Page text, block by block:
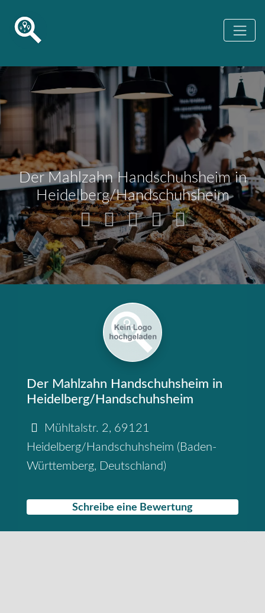
Der Mahlzahn Handschuhsheim in
Heidelberg/Handschuhsheim
Der Mahlzahn Handschuhsheim in
Heidelberg/Handschuhsheim
Mühltalstr. 2, 69121
Heidelberg/Handschuhsheim ( Baden-
Württemberg, Deutschland)
Schreibe eine Bewertung